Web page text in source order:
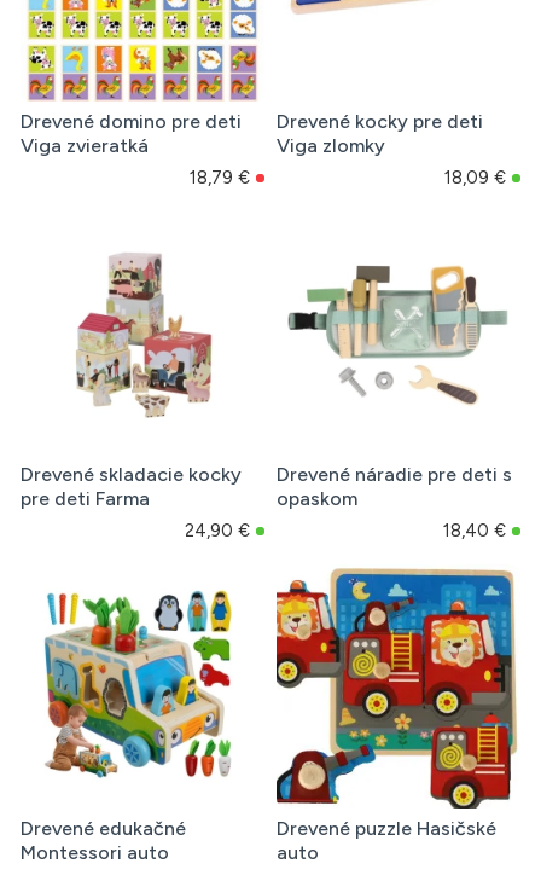
Drevené domino pre deti
Viga zvieratká
18,79 €
Drevené kocky pre deti
Viga zlomky
18,09 €
Drevené skladacie kocky
pre deti Farma
24,90 €
Drevené náradie pre deti s
opaskom
18,40 €
Drevené edukačné
Montessori auto
Drevené puzzle Hasičské
auto